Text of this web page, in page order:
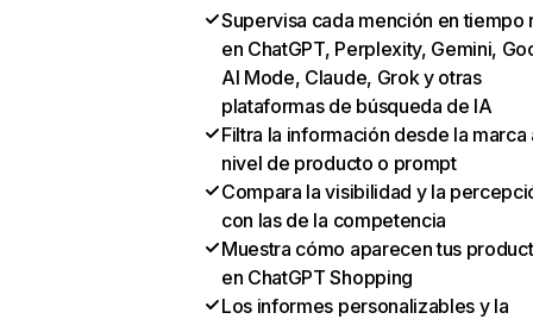
Supervisa cada mención en tiempo
en ChatGPT, Perplexity, Gemini,
AI Mode, Claude, Grok y otras
plataformas de búsqueda de IA
Filtra la información desde la marca
nivel de producto o prompt
Compara la visibilidad y la
con las de la competencia
Muestra cómo aparecen tus
en ChatGPT Shopping
Los informes personalizables y la